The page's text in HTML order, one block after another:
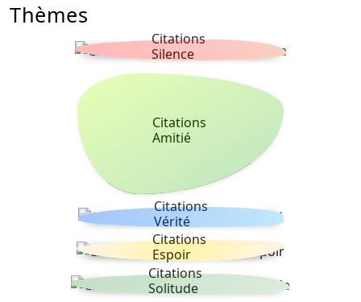
Thèmes
Citations
Silence
Citations
Amitié
Citations
Vérité
Citations
Espoir
Citations
Solitude